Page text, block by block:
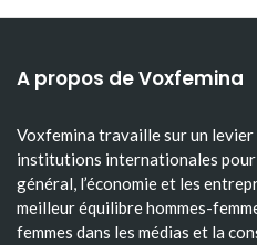
A propos de Voxfemina
Voxfemina travaille sur un levier
institutions internationales
général, l’économie et les
meilleur équilibre hommes-
femmes dans les médias et la